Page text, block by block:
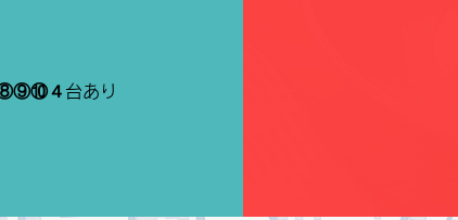
４台あり